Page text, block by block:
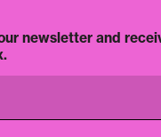
newsletter and